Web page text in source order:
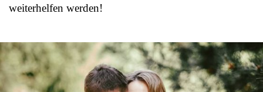
weiterhelfen werden!